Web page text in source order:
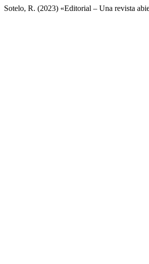
Sotelo, R. (2023) «Editorial – Una revista